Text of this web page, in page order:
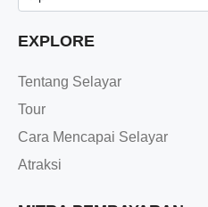
EXPLORE
Tentang Selayar
Tour
Cara Mencapai Selayar
Atraksi